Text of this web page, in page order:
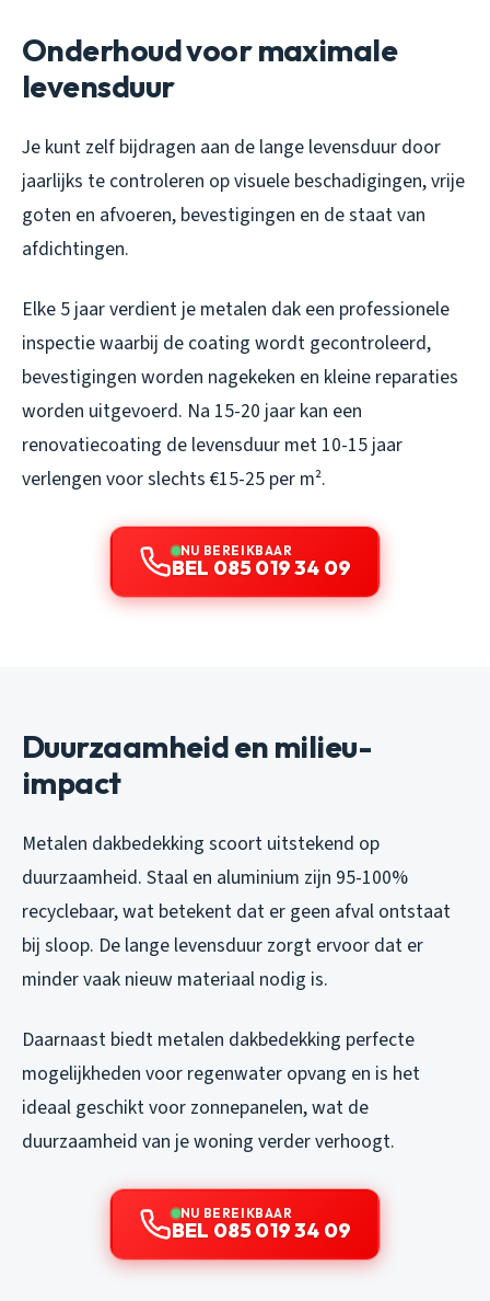
Onderhoud voor maximale
levensduur
Je kunt zelf bijdragen aan de lange levensduur door
jaarlijks te controleren op visuele beschadigingen, vrije
goten en afvoeren, bevestigingen en de staat van
afdichtingen.
Elke 5 jaar verdient je metalen dak een professionele
inspectie waarbij de coating wordt gecontroleerd,
bevestigingen worden nagekeken en kleine reparaties
worden uitgevoerd. Na 15-20 jaar kan een
renovatiecoating de levensduur met 10-15 jaar
verlengen voor slechts €15-25 per m².
NU BEREIKBAAR
BEL 085 019 34 09
Duurzaamheid en milieu-
impact
Metalen dakbedekking scoort uitstekend op
duurzaamheid. Staal en aluminium zijn 95-100%
recyclebaar, wat betekent dat er geen afval ontstaat
bij sloop. De lange levensduur zorgt ervoor dat er
minder vaak nieuw materiaal nodig is.
Daarnaast biedt metalen dakbedekking perfecte
mogelijkheden voor regenwater opvang en is het
ideaal geschikt voor zonnepanelen, wat de
duurzaamheid van je woning verder verhoogt.
NU BEREIKBAAR
BEL 085 019 34 09